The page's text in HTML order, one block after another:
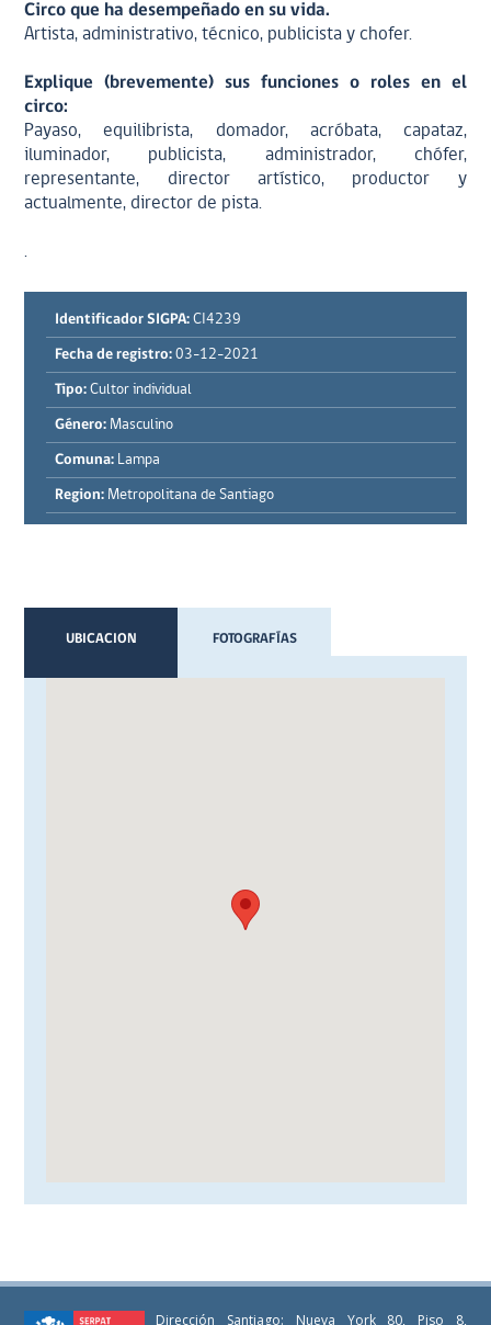
Circo que ha desempeñado en su vida.
Artista, administrativo, técnico, publicista y chofer.
Explique (brevemente) sus funciones o roles en el
circo:
Payaso, equilibrista, domador, acróbata, capataz,
iluminador, publicista, administrador, chófer,
representante, director artístico, productor y
actualmente, director de pista.
.
Identificador SIGPA: CI4239
Fecha de registro: 03-12-2021
Tipo: Cultor individual
Género: Masculino
Comuna: Lampa
Region: Metropolitana de Santiago
UBICACION FOTOGRAFÍAS
Dirección Santiago: Nueva York 80, Piso 8,